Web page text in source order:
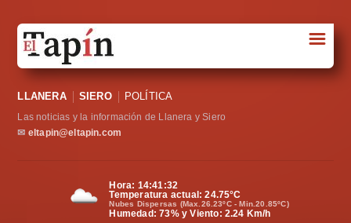
Sociedad
Política
☰
LLANERA SIERO POLÍTICA
Las noticias y la información de Llanera y Siero
✉ eltapin@eltapin.com
Hora: 14:41:32
Temperatura actual:24.75°C
Nubes Dispersas (Max.26.23ºC - Min.20.85ºC)
Humedad: 73% y Viento: 2.24 Km/h